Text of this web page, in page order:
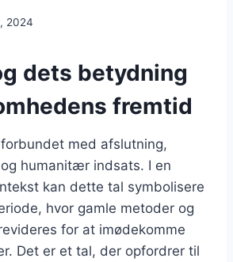
2024
dets betydning
fremtid
med afslutning,
humanitær indsats. I en
kan dette tal symbolisere
hvor gamle metoder og
for at imødekomme
Det er et tal, der opfordrer til